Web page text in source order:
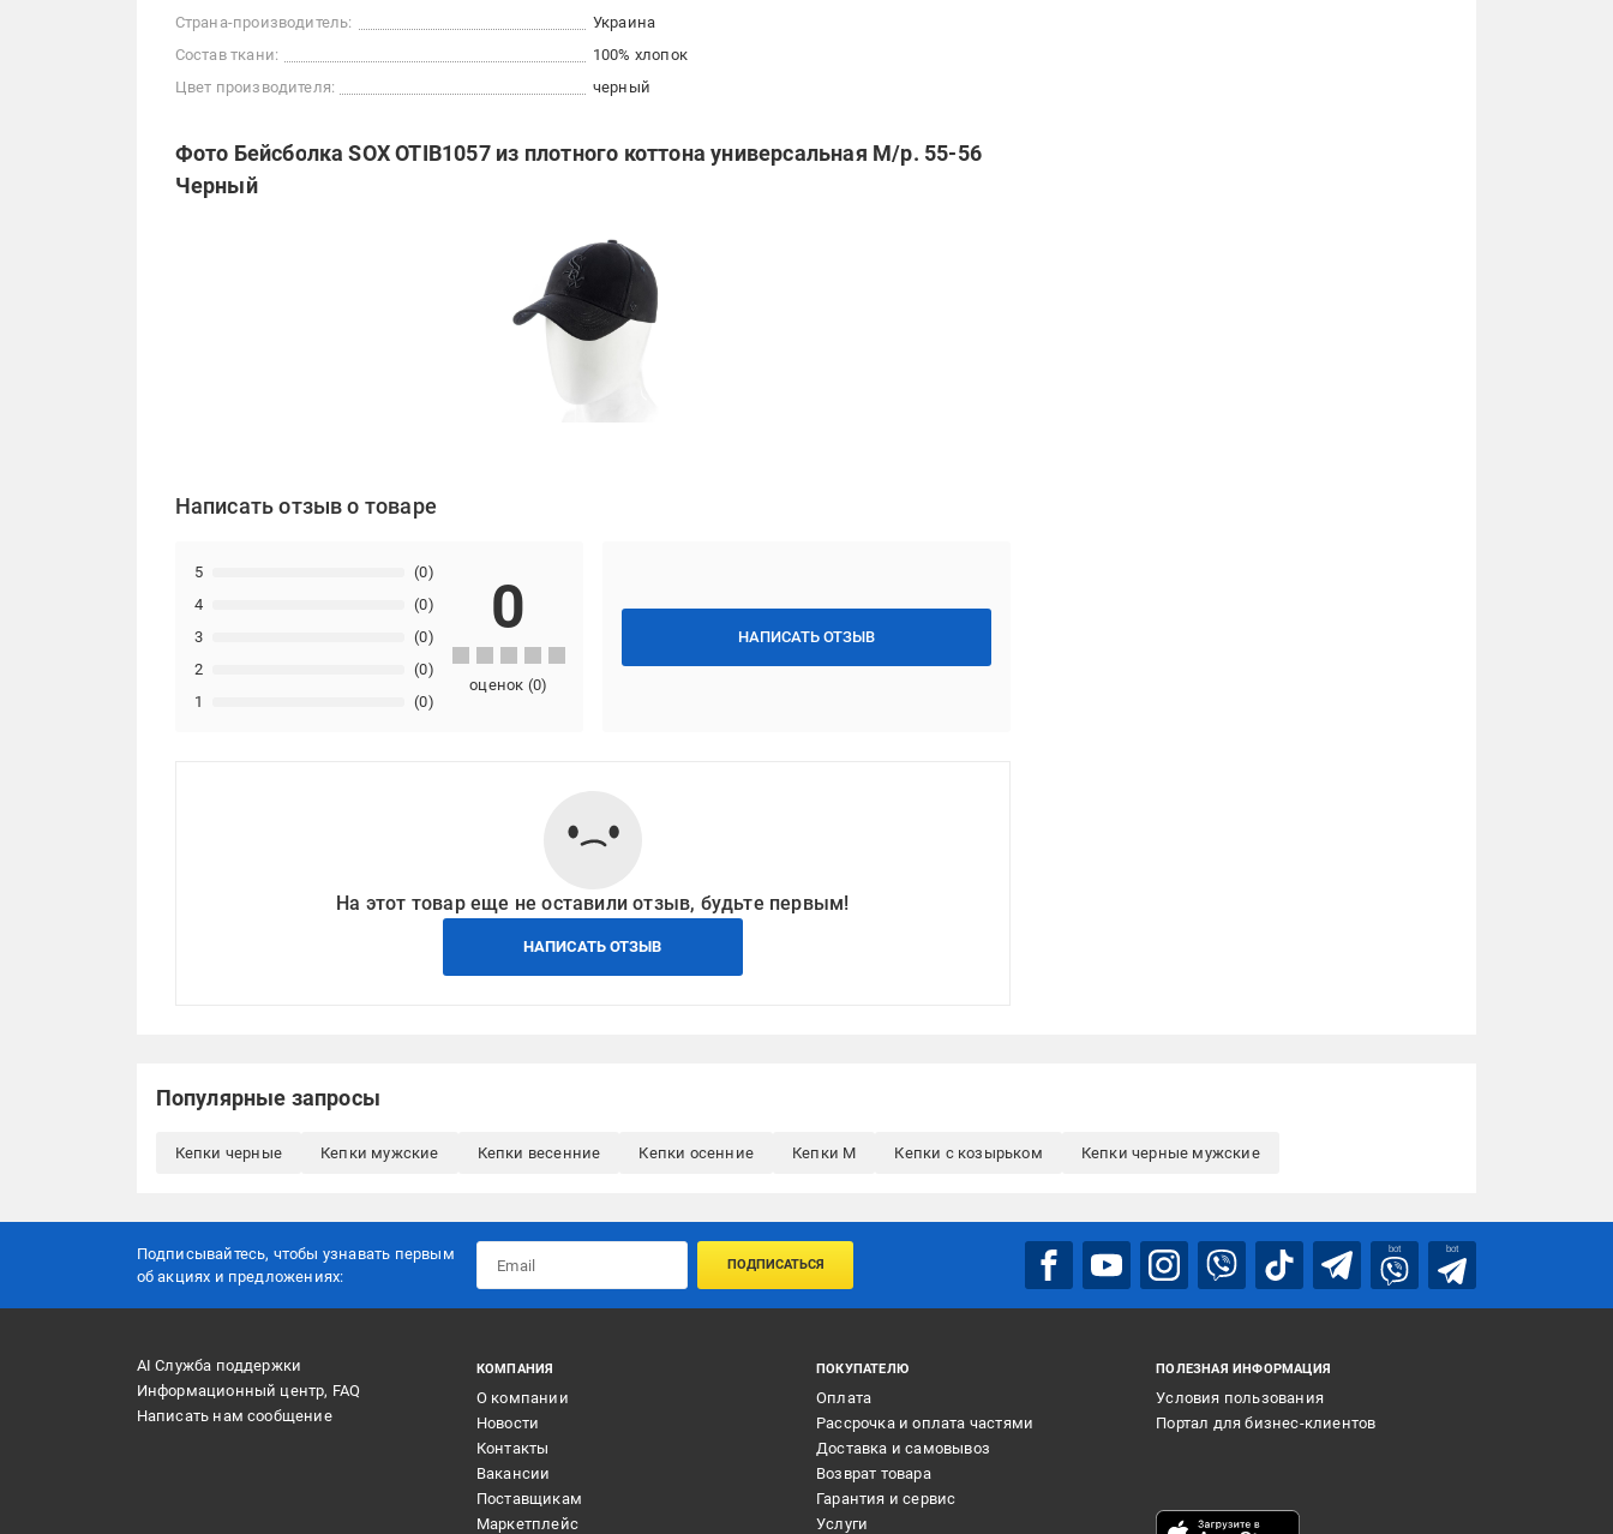
Страна-производитель:
Украина
Состав ткани:
100% хлопок
Цвет производителя:
черный
Фото Бейсболка SOX OTIB1057 из плотного коттона универсальная M/р. 55-56
Черный
Написать отзыв о товаре
НАПИСАТЬ ОТЗЫВ
1 (0)
2 (0)
3 (0)
4 (0)
5 (0)
0
оценок (0)
На этот товар еще не оставили отзыв, будьте первым!
НАПИСАТЬ ОТЗЫВ
Популярные запросы
Кепки черные Кепки мужские Кепки весенние Кепки осенние Кепки M Кепки с козырьком Кепки черные мужские
Подписывайтесь, чтобы узнавать первым
об акцияx и предложениях:
ПОДПИСАТЬСЯ
bot bot
AI Служба поддержки
Информационный центр, FAQ
Написать нам сообщение
КОМПАНИЯ
О компании
Новости
Контакты
Вакансии
Поставщикам
Маркетплейс
ПОКУПАТЕЛЮ
Оплата
Рассрочка и оплата частями
Доставка и самовывоз
Возврат товара
Гарантия и сервис
Услуги
ПОЛЕЗНАЯ ИНФОРМАЦИЯ
Условия пользования
Портал для бизнес-клиентов